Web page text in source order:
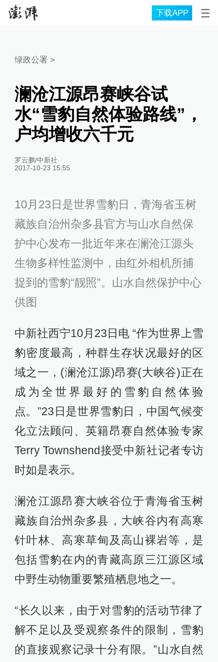
下载APP
绿政公署 >
澜沧江源昂赛峡谷试
水“雪豹自然体验路线”，
户均增收六千元
罗云鹏/中新社
2017-10-23 15:55
10月23日是世界雪豹日，青海省玉树
藏族自治州杂多县官方与山水自然保
护中心发布一批近年来在澜沧江源头
生物多样性监测中，由红外相机所捕
捉到的雪豹“靓照”。山水自然保护中心
供图
中新社西宁10月23日电 “作为世界上雪
豹密度最高，种群生存状况最好的区
域之一，(澜沧江源)昂赛(大峡谷)正在
成为全世界最好的雪豹自然体验
点。”23日是世界雪豹日，中国气候变
化立法顾问、英籍昂赛自然体验专家
Terry Townshend接受中新社记者专访
时如是表示。
澜沧江源昂赛大峡谷位于青海省玉树
藏族自治州杂多县，大峡谷内有高寒
针叶林、高寒草甸及高山裸岩等，是
包括雪豹在内的青藏高原三江源区域
中野生动物重要繁殖栖息地之一。
“长久以来，由于对雪豹的活动节律了
解不足以及受观察条件的限制，雪豹
的直接观察记录十分有限。”山水自然